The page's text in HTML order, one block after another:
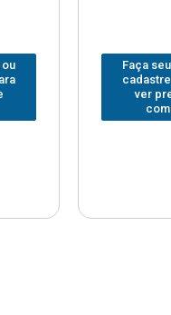
ou
Faça
ver